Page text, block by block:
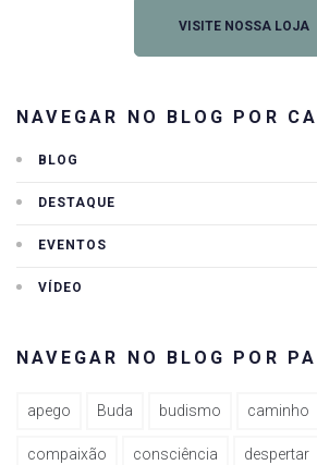
VISITE NOSSA LOJA
NAVEGAR NO BLOG POR
BLOG
DESTAQUE
EVENTOS
VÍDEO
NAVEGAR NO BLOG POR
apego Buda budismo caminho
compaixão consciência despertar